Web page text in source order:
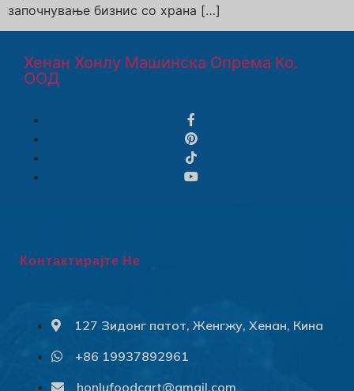
започнување бизнис со храна […]
Хенан Хонлу Машинска Опрема Ко.
ООД
Контактирајте Не
127 Зидонг патот, Женгжу, Хенан, Кина
+86 19937892961
honlufoodcart@gmail.com
Slovenčina